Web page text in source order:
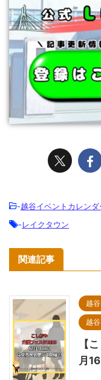
-越谷イベントカレンダ
-レイクタウン
関連記事
越
越
【
月